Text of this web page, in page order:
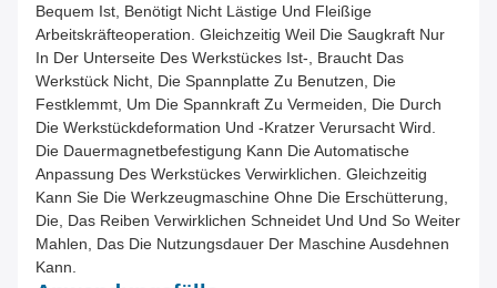
Bequem Ist, Benötigt Nicht Lästige Und Fleißige
Arbeitskräfteoperation. Gleichzeitig Weil Die Saugkraft Nur
In Der Unterseite Des Werkstückes Ist-, Braucht Das
Werkstück Nicht, Die Spannplatte Zu Benutzen, Die
Festklemmt, Um Die Spannkraft Zu Vermeiden, Die Durch
Die Werkstückdeformation Und -kratzer Verursacht Wird.
Die Dauermagnetbefestigung Kann Die Automatische
Anpassung Des Werkstückes Verwirklichen. Gleichzeitig
Kann Sie Die Werkzeugmaschine Ohne Die Erschütterung,
Die, Das Reiben Verwirklichen Schneidet Und Und So Weiter
Mahlen, Das Die Nutzungsdauer Der Maschine Ausdehnen
Kann.